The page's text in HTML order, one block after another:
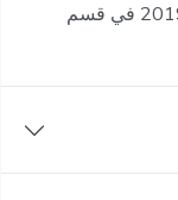
بمستشفى دار الشفاء في أبوظبي منذ عام 2019 في قسم